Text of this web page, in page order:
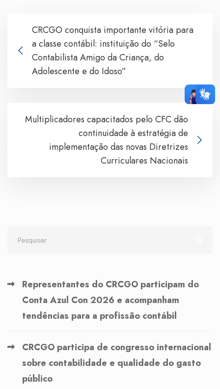
CRCGO conquista importante vitória para
a classe contábil: instituição do “Selo
Contabilista Amigo da Criança, do
Adolescente e do Idoso”
Multiplicadores capacitados pelo CFC dão
continuidade à estratégia de
implementação das novas Diretrizes
Curriculares Nacionais
Representantes do CRCGO participam do
Conta Azul Con 2026 e acompanham
tendências para a profissão contábil
CRCGO participa de congresso internacional
sobre contabilidade e qualidade do gasto
público